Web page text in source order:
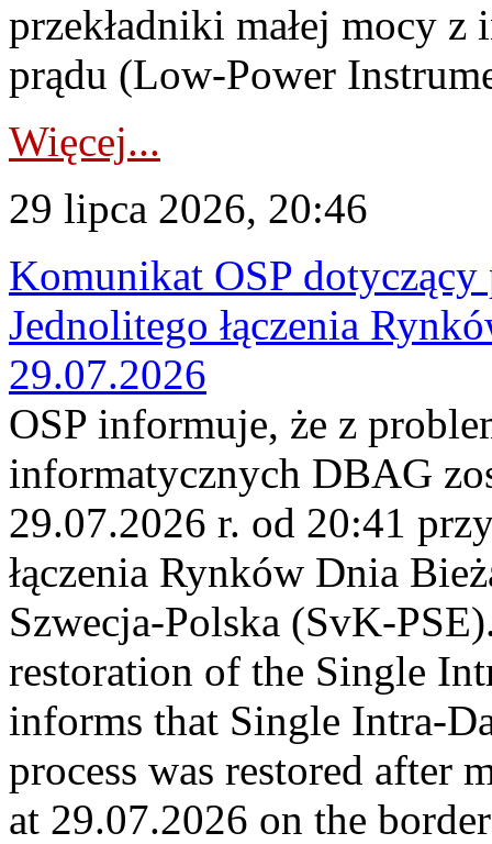
przekładniki małej mocy
prądu (Low-Power
Więcej...
29 lipca 2026, 20:46
Komunikat OSP
Jednolitego łączenia
29.07.2026
OSP informuje, że z
informatycznych DBAG
29.07.2026 r. od 20:41
łączenia Rynków Dnia
Szwecja-Polska (SvK-
restoration of the Single
informs that Single Intra-
process was restored after
at 29.07.2026 on the